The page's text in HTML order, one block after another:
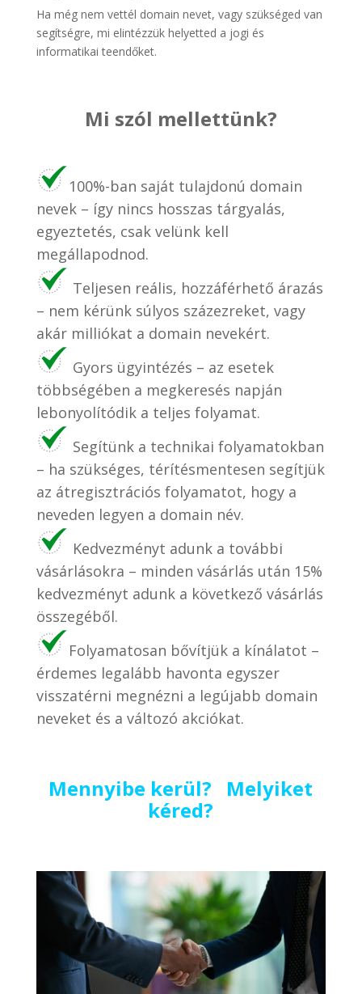
Ha még nem vettél domain nevet, vagy szükséged van
segítségre, mi elintézzük helyetted a jogi és
informatikai teendőket.
Mi szól mellettünk?
100%-ban saját tulajdonú domain
nevek – így nincs hosszas tárgyalás,
egyeztetés, csak velünk kell
megállapodnod.
Teljesen reális, hozzáférhető árazás
– nem kérünk súlyos százezreket, vagy
akár milliókat a domain nevekért.
Gyors ügyintézés – az esetek
többségében a megkeresés napján
lebonyolítódik a teljes folyamat.
Segítünk a technikai folyamatokban
– ha szükséges, térítésmentesen segítjük
az átregisztrációs folyamatot, hogy a
neveden legyen a domain név.
Kedvezményt adunk a további
vásárlásokra – minden vásárlás után 15%
kedvezményt adunk a következő vásárlás
összegéből.
Folyamatosan bővítjük a kínálatot –
érdemes legalább havonta egyszer
visszatérni megnézni a legújabb domain
neveket és a változó akciókat.
Mennyibe kerül? Melyiket
kéred?